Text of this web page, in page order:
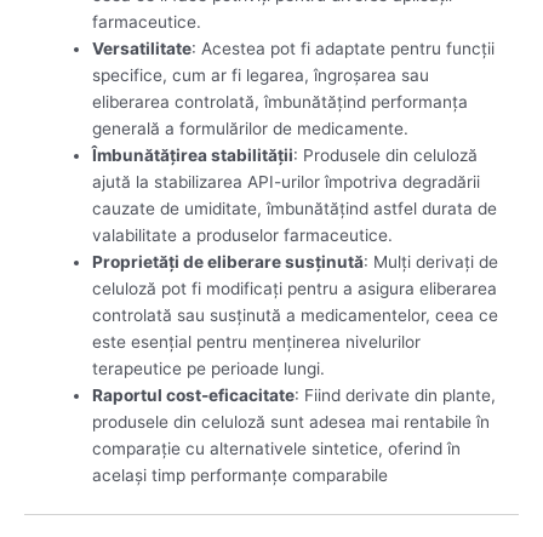
farmaceutice.
Versatilitate: Acestea pot fi adaptate pentru funcții
specifice, cum ar fi legarea, îngroșarea sau
eliberarea controlată, îmbunătățind performanța
generală a formulărilor de medicamente.
Îmbunătățirea stabilității: Produsele din celuloză
ajută la stabilizarea API-urilor împotriva degradării
cauzate de umiditate, îmbunătățind astfel durata de
valabilitate a produselor farmaceutice.
Proprietăți de eliberare susținută: Mulți derivați de
celuloză pot fi modificați pentru a asigura eliberarea
controlată sau susținută a medicamentelor, ceea ce
este esențial pentru menținerea nivelurilor
terapeutice pe perioade lungi.
Raportul cost-eficacitate: Fiind derivate din plante,
produsele din celuloză sunt adesea mai rentabile în
comparație cu alternativele sintetice, oferind în
același timp performanțe comparabile